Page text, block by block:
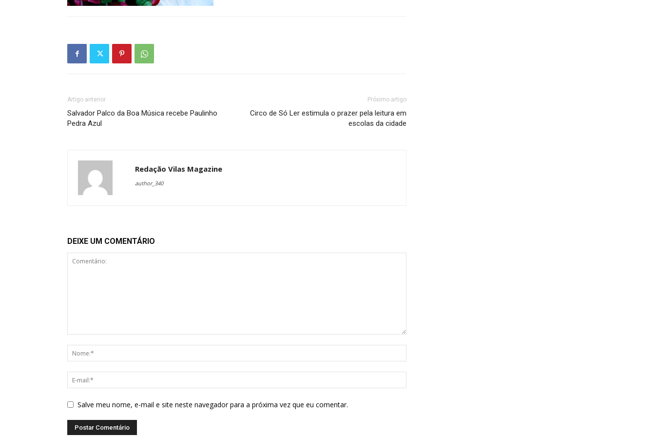
Artigo anterior
Salvador Palco da Boa Música recebe Paulinho
Pedra Azul
Próximo artigo
Circo de Só Ler estimula o prazer pela leitura em
escolas da cidade
Redação Vilas Magazine
author_340
DEIXE UM COMENTÁRIO
Salve meu nome, e-mail e site neste navegador para a próxima vez que eu comentar.